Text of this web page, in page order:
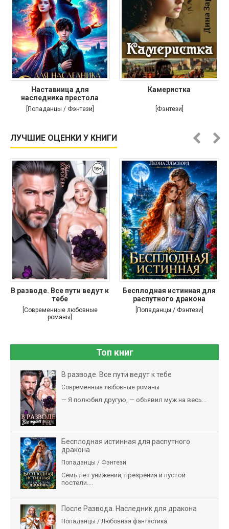
Наставница для
наследника престола
[Попаданцы / Фэнтези]
Камеристка
[Фэнтези]
ЛУЧШИЕ ОЦЕНКИ У КНИГИ
В разводе. Все пути ведут к
тебе
[Современные любовные
романы]
Бесплодная истинная для
распутного дракона
[Попаданцы / Фэнтези]
Топ книг
В разводе. Все пути ведут к тебе
Современные любовные романы
— Я полюбил другую, — объявил муж на весь...
Бесплодная истинная для распутного
дракона
Попаданцы / Фэнтези
Семь лет унижений, презрения и пустой
постели....
После Развода. Наследник для дракона
Попаданцы / Любовная фантастика